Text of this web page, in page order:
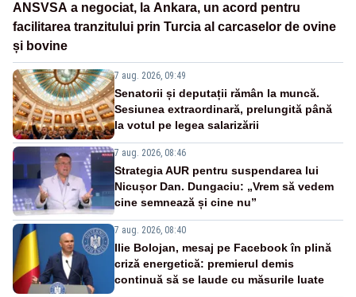
ANSVSA a negociat, la Ankara, un acord pentru
facilitarea tranzitului prin Turcia al carcaselor de ovine
și bovine
7 aug. 2026, 09:49
Senatorii și deputații rămân la muncă.
Sesiunea extraordinară, prelungită până
la votul pe legea salarizării
7 aug. 2026, 08:46
Strategia AUR pentru suspendarea lui
Nicușor Dan. Dungaciu: „Vrem să vedem
cine semnează și cine nu”
7 aug. 2026, 08:40
Ilie Bolojan, mesaj pe Facebook în plină
criză energetică: premierul demis
continuă să se laude cu măsurile luate